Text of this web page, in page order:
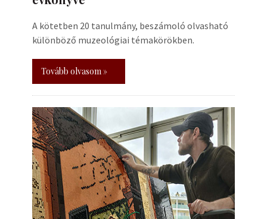
A kötetben 20 tanulmány, beszámoló olvasható
különböző muzeológiai témakörökben.
Tovább olvasom »